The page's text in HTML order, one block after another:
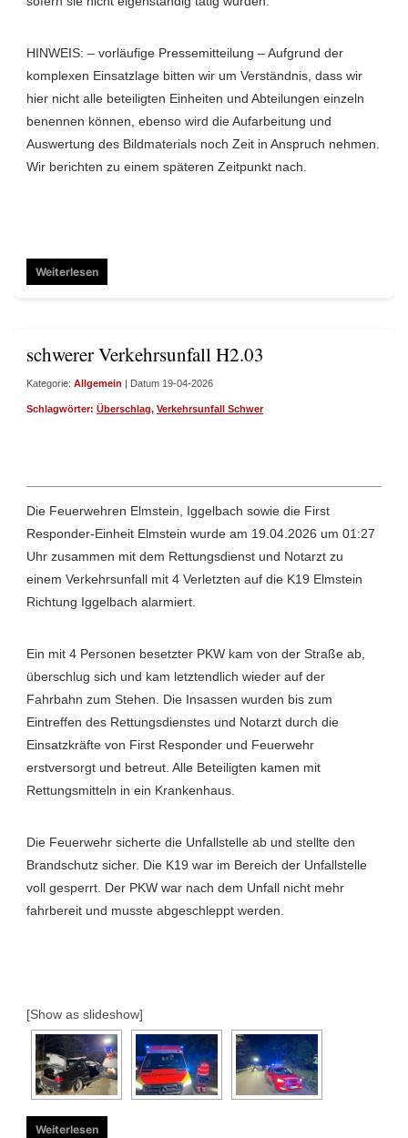
HINWEIS: – vorläufige Pressemitteilung – Aufgrund der
komplexen Einsatzlage bitten wir um Verständnis, dass wir
hier nicht alle beteiligten Einheiten und Abteilungen einzeln
benennen können, ebenso wird die Aufarbeitung und
Auswertung des Bildmaterials noch Zeit in Anspruch nehmen.
Wir berichten zu einem späteren Zeitpunkt nach.
Weiterlesen
schwerer Verkehrsunfall H2.03
Kategorie: Allgemein | Datum 19-04-2026
Schlagwörter: Überschlag, Verkehrsunfall Schwer
Die Feuerwehren Elmstein, Iggelbach sowie die First
Responder-Einheit Elmstein wurde am 19.04.2026 um 01:27
Uhr zusammen mit dem Rettungsdienst und Notarzt zu
einem Verkehrsunfall mit 4 Verletzten auf die K19 Elmstein
Richtung Iggelbach alarmiert.
Ein mit 4 Personen besetzter PKW kam von der Straße ab,
überschlug sich und kam letztendlich wieder auf der
Fahrbahn zum Stehen. Die Insassen wurden bis zum
Eintreffen des Rettungsdienstes und Notarzt durch die
Einsatzkräfte von First Responder und Feuerwehr
erstversorgt und betreut. Alle Beteiligten kamen mit
Rettungsmitteln in ein Krankenhaus.
Die Feuerwehr sicherte die Unfallstelle ab und stellte den
Brandschutz sicher. Die K19 war im Bereich der Unfallstelle
voll gesperrt. Der PKW war nach dem Unfall nicht mehr
fahrbereit und musste abgeschleppt werden.
[Show as slideshow]
Weiterlesen